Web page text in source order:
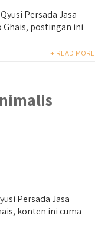
Persada Jasa
Ghais, postingan ini
+ READ MORE
Persada Jasa
konten ini cuma